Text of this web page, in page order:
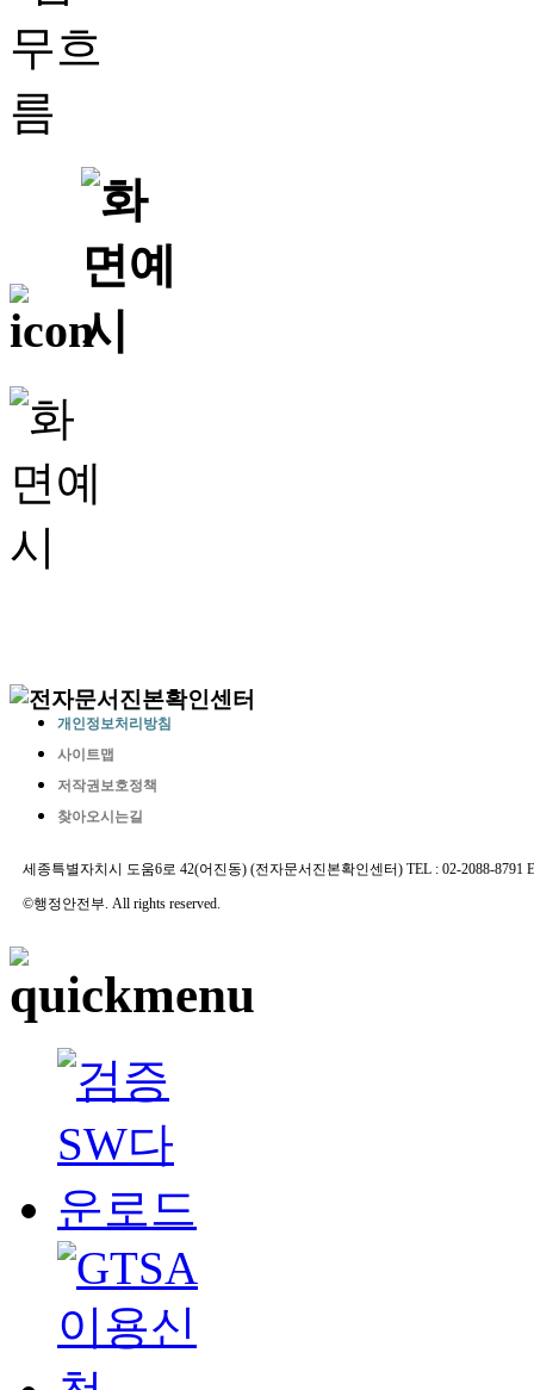
개인정보처리방침
사이트맵
저작권보호정책
찾아오시는길
세종특별자치시 도움6로 42(어진동) (전자문서진본확인센터) TEL : 02-2088-8791
©행정안전부. All rights reserved.